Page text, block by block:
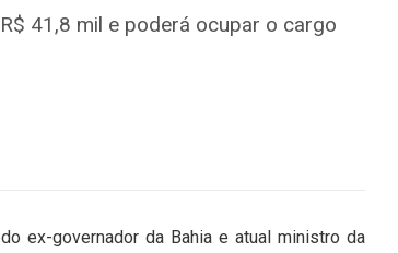
41,8 mil e poderá ocupar o cargo
ex-governador da Bahia e atual ministro da